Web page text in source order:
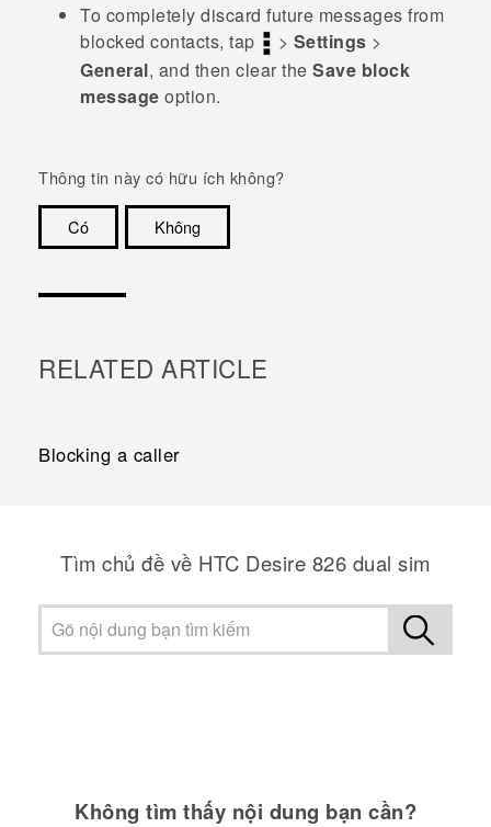
To completely discard future messages from
blocked contacts, tap
> Settings >
General, and then clear the Save block
message option.
Thông tin này có hữu ích không?
Có
Không
RELATED ARTICLE
Blocking a caller
Tìm chủ đề về HTC Desire 826 dual sim
Không tìm thấy nội dung bạn cần?